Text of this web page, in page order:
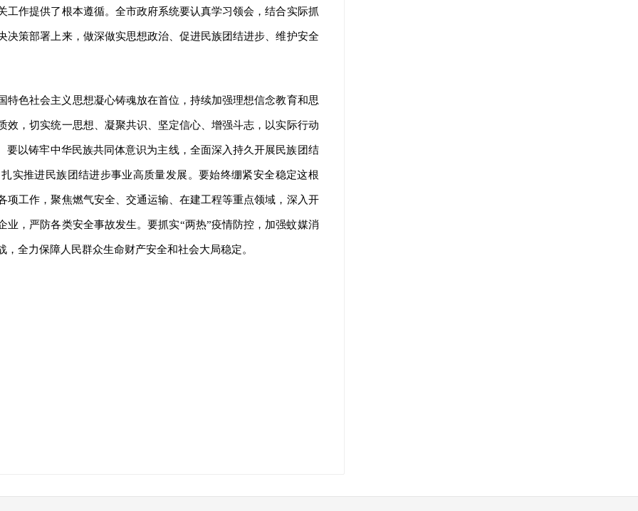
工作提供了根本遵循。全市政府系统要认真学习领会，结合实际抓
决策部署上来，做深做实思想政治、促进民族团结进步、维护安全
特色社会主义思想凝心铸魂放在首位，持续加强理想信念教育和思
效，切实统一思想、凝聚共识、坚定信心、增强斗志，以实际行动
要以铸牢中华民族共同体意识为主线，全面深入持久开展民族团结
实推进民族团结进步事业高质量发展。要始终绷紧安全稳定这根
项工作，聚焦燃气安全、交通运输、在建工程等重点领域，深入开
业，严防各类安全事故发生。要抓实“两热”疫情防控，加强蚊媒消
全力保障人民群众生命财产安全和社会大局稳定。